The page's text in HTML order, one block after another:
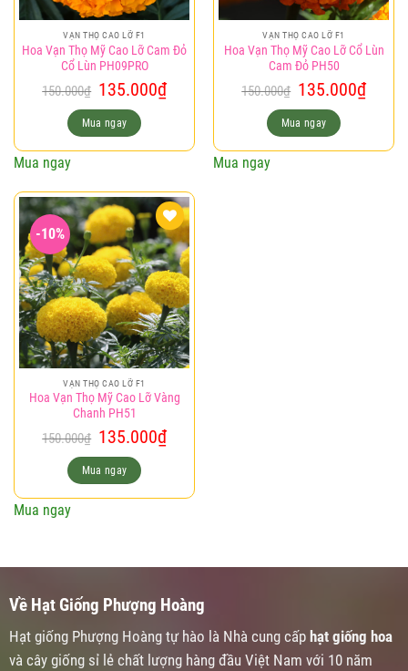
VẠN THỌ CAO LỠ F1
Hoa Vạn Thọ Mỹ Cao Lỡ Cam Đỏ
Cổ Lùn PH09PRO
150.000₫ Giá
gốc
là:
150.000₫.
135.000₫Giá
hiện
135.000₫.
Mua ngay
Mua ngay
VẠN THỌ CAO LỠ F1
Hoa Vạn Thọ Mỹ Cao Lỡ Cổ Lùn
Cam Đỏ PH50
150.000₫ Giá
gốc
là:
150.000₫.
135.000₫Giá
hiện
Mua ngay
Mua ngay
-10%
Add to
wishlist
VẠN THỌ CAO LỠ F1
Hoa Vạn Thọ Mỹ Cao Lỡ Vàng
Chanh PH51
150.000₫ Giá
gốc
là:
150.000₫.
135.000₫Giá
hiện
Mua ngay
Mua ngay
Về Hạt Giống Phượng Hoàng
Hạt giống Phượng Hoàng tự hào là Nhà cung cấp hạt giống hoa
và cây giống sỉ lẻ chất lượng hàng đầu Việt Nam với 10 năm